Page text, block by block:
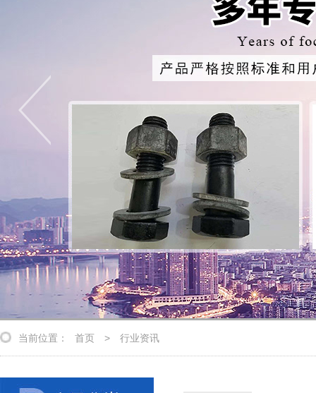
当前位置： 首页 > 行业资讯